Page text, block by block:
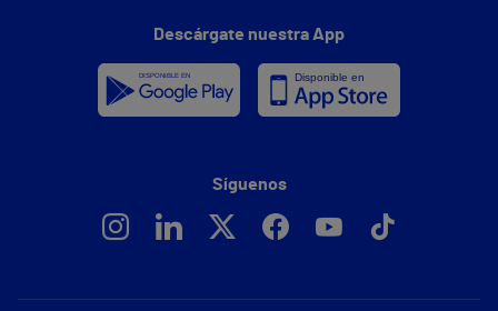
Descárgate nuestra App
Síguenos